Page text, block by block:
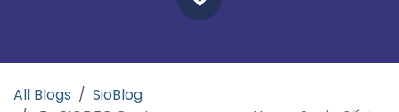
All Blogs
SioBlog